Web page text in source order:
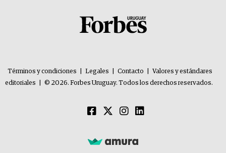
Términos y condiciones Legales Contacto
Valores y estándares
editoriales
© 2026. Forbes Uruguay. Todos los derechos reservados.